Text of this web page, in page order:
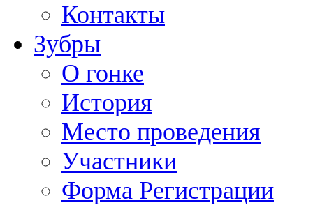
Контакты
Зубры
О гонке
История
Место проведения
Участники
Форма Регистрации